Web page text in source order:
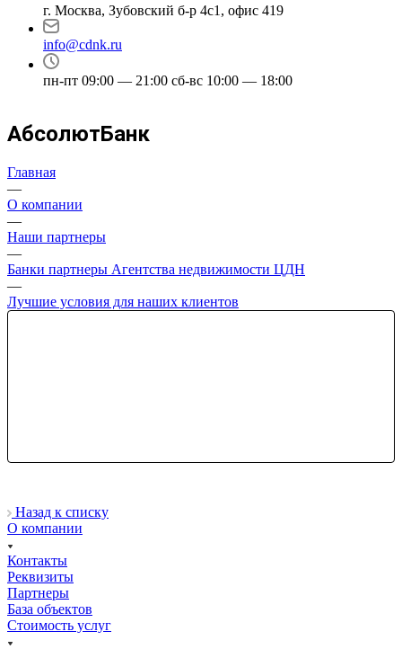
г. Москва, Зубовский б-р 4с1, офис 419
info@cdnk.ru
пн-пт 09:00 — 21:00 сб-вс 10:00 — 18:00
АбсолютБанк
Главная
—
О компании
—
Наши партнеры
—
Банки партнеры Агентства недвижимости ЦДН
—
Лучшие условия для наших клиентов
Назад к списку
О компании
Контакты
Реквизиты
Партнеры
База объектов
Стоимость услуг